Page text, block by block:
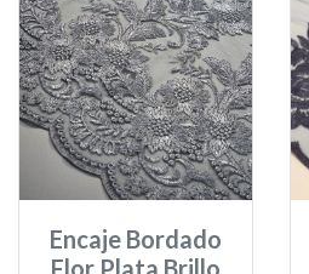
Encaje Bordado
Flor Plata Brillo